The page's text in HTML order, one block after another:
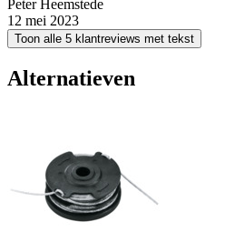
Peter Heemstede
12 mei 2023
Toon alle 5 klantreviews met tekst
Alternatieven